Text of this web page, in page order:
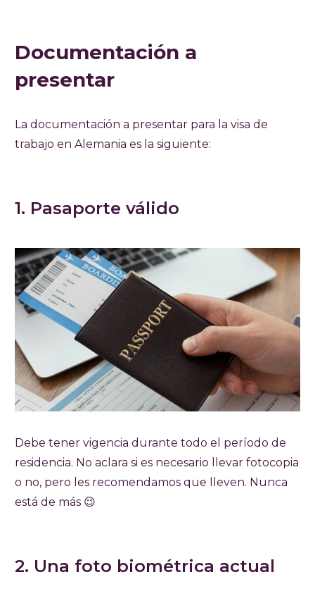
Documentación a
presentar
La documentación a presentar para la visa de
trabajo en Alemania es la siguiente:
1. Pasaporte válido
Debe tener vigencia durante todo el período de
residencia. No aclara si es necesario llevar fotocopia
o no, pero les recomendamos que lleven. Nunca
está de más 😉
2. Una foto biométrica actual